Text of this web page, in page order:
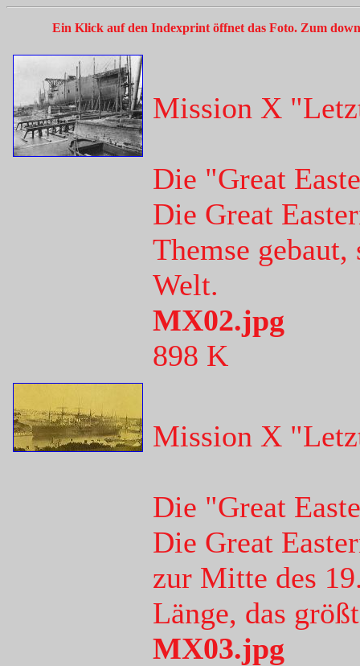
Ein Klick auf den Indexprint öffnet das Foto. Zum
Mission X
Die "Great
Die Great
Themse
Welt.
MX02.jpg
898 K
Mission X
Die "Great
Die Great
zur Mitte des
Länge, das
MX03.jpg